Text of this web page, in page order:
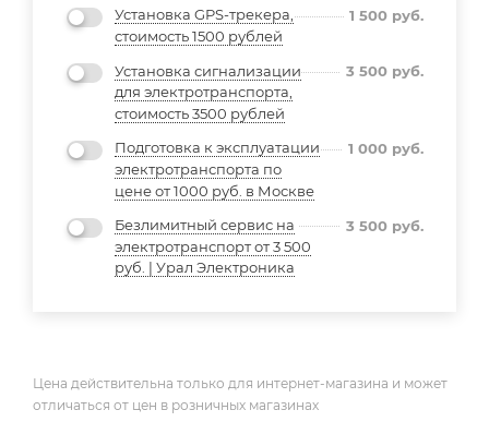
Установка GPS-трекера,
стоимость 1500 рублей
1 500 руб.
Установка сигнализации
для электротранспорта,
стоимость 3500 рублей
3 500 руб.
Подготовка к эксплуатации
электротранспорта по
цене от 1000 руб. в Москве
1 000 руб.
Безлимитный сервис на
электротранспорт от 3 500
руб. | Урал Электроника
3 500 руб.
Цена действительна только для интернет-магазина и может
отличаться от цен в розничных магазинах